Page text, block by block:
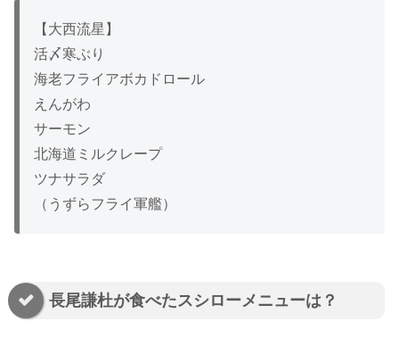
【大西流星】
活〆寒ぶり
海老フライアボカドロール
えんがわ
サーモン
北海道ミルクレープ
ツナサラダ
（うずらフライ軍艦）
長尾謙杜が食べたスシローメニューは？